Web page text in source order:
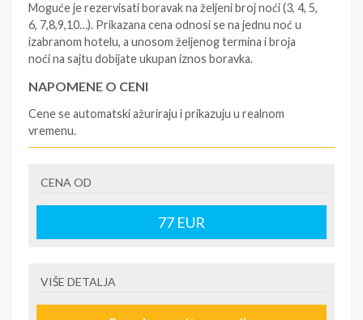
Moguće je rezervisati boravak na željeni broj noći (3, 4, 5,
6, 7,8,9,10…). Prikazana cena odnosi se na jednu noć u
izabranom hotelu, a unosom željenog termina i broja
noći na sajtu dobijate ukupan iznos boravka.
NAPOMENE O CENI
Cene se automatski ažuriraju i prikazuju u realnom
vremenu.
- rezervisane i potvrđene usluge u izabranoj smeštajnoj
jedinici prema opisu - korišćenje hotelskih sadržaja
prema opisu - uslugu rezervacije - organizaciju
putovanja.
krizu) na destinaciji, plaćaju se na recepciji
CENA OD
77 EUR
VIŠE DETALJA